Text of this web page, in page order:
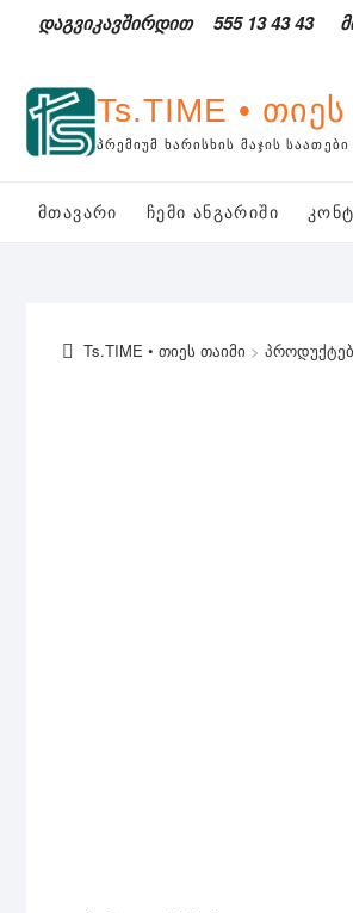
დაგვიკავშირდით 555 13 43 43
Ts.TIME •
ᲞᲠᲔᲛᲘᲣᲛ ᲮᲐᲠᲘᲡᲮᲘᲡ ᲛᲐᲯᲘᲡ ᲡᲐᲐᲗᲔᲑᲘ
ᲛᲗᲐᲕᲐᲠᲘ ᲩᲔᲛᲘ ᲐᲜᲒᲐᲠᲘᲨᲘ
Ts.TIME • თიეს თაიმი >